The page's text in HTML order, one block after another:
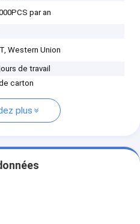
par an
Western Union
de travail
carton
plus